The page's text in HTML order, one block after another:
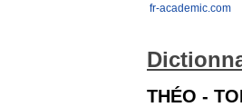
fr-academic.com
THÉO -